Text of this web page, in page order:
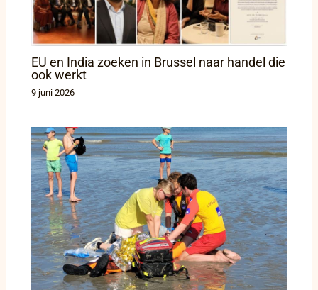
EU en India zoeken in Brussel naar handel die
ook werkt
9 juni 2026